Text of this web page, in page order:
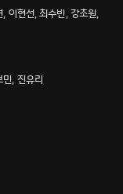
이현선, 최수빈, 강초원,
, 진유리